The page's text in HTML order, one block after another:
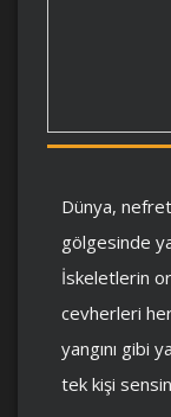
Dünya,
gölgesinde
İskeletlerin
cevherleri
yangını gibi
tek kişi